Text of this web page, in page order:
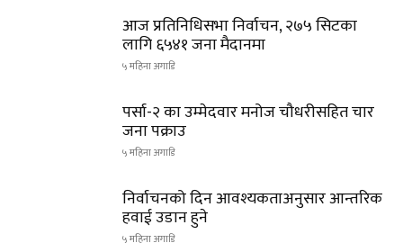
आज प्रतिनिधिसभा निर्वाचन, २७५ सिटका
लागि ६५४१ जना मैदानमा
५ महिना अगाडि
पर्सा-२ का उम्मेदवार मनोज चौधरीसहित चार
जना पक्राउ
५ महिना अगाडि
निर्वाचनको दिन आवश्यकताअनुसार आन्तरिक
हवाई उडान हुने
५ महिना अगाडि